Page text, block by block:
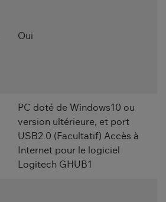
Oui
PC doté de Windows10 ou
version ultérieure, et port
USB2.0 (Facultatif) Accès à
Internet pour le logiciel
Logitech GHUB1